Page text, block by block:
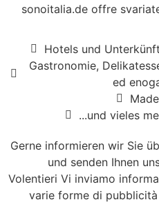
sonoitalia.de offre
Hotels und
Gastronomie,
ed
...und vieles
Gerne informieren wir Sie
und senden Ihnen
Volentieri Vi inviamo
varie forme di